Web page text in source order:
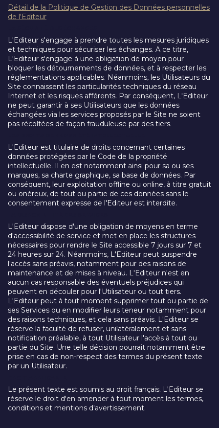
Détail de la Politique de Gestion des Données personnelles
de l'Editeur
L'Editeur s'engage à prendre toutes les mesures juridiques
et techniques pour sécuriser les échanges. A ce titre,
L'Editeur s'engage à une obligation de moyen pour
bloquer les détournements de données, et à respecter les
réglementations applicables. Néanmoins, les Utilisateurs du
Site connaissent les particularités techniques du réseau
Internet et les risques afférents. Par conséquent, L'Editeur
ne peut garantir à ses Utilisateurs que les données
échangées via les services proposés par le Site ne soient
pas récoltées de façon frauduleuse par des tiers.
L'Editeur est titulaire de droits concernant certaines
données protégées par le Code de la propriété
intellectuelle. Il en est notamment ainsi pour sa ou ses
marques, sa charte graphique, sa base de données. Par
conséquent, leur exploitation offline ou online, à titre gratuit
ou onéreux, de tout ou partie de ces données sans le
consentement expresse de l'Editeur est interdite.
L'Editeur dispose d'une obligation de moyens en terme
d'accessibilité de service et met en place les structures
nécessaires pour rendre le Site accessible 7 jours sur 7 et
24 heures sur 24. Néanmoins, L'Editeur peut suspendre
l'accès sans préavis, notamment pour des raisons de
maintenance et de mises à niveau. L'Editeur n'est en
aucun cas responsable des éventuels préjudices qui
peuvent en découler pour l'Utilisateur ou tout tiers.
L'Editeur peut à tout moment supprimer tout ou partie de
ses Services ou en modifier leurs teneur notamment pour
des raisons techniques, et cela sans préavis. L'Editeur se
réserve la faculté de refuser, unilatéralement et sans
notification préalable, à tout Utilisateur l'accès à tout ou
partie du Site. Une telle décision pourrait notamment être
prise en cas de non-respect des termes du présent texte
par un Utilisateur.
Le présent texte est soumis au droit français. L'Editeur se
réserve le droit d'en amender à tout moment les termes,
conditions et mentions d'avertissement.